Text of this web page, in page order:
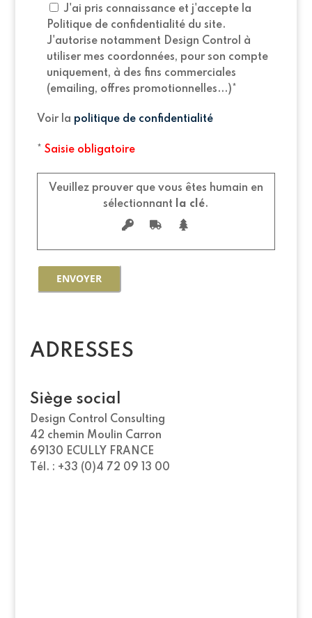
J'ai pris connaissance et j'accepte la
Politique de confidentialité du site.
J'autorise notamment Design Control à
utiliser mes coordonnées, pour son compte
uniquement, à des fins commerciales
(emailing, offres promotionnelles...)*
Voir la politique de confidentialité
* Saisie obligatoire
Veuillez prouver que vous êtes humain en
sélectionnant la clé.
ADRESSES
Siège social
Design Control Consulting
42 chemin Moulin Carron
69130 ECULLY FRANCE
Tél. : +33 (0)4 72 09 13 00